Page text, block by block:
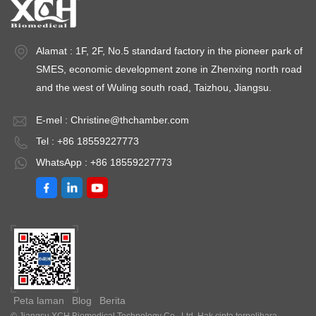
Alamat : 1F, 2F, No.5 standard factory in the pioneer park of
SMES, economic development zone in Zhenxing north road
and the west of Wuling south road, Taizhou, Jiangsu.
E-mel : Christine@thchamber.com
Tel : +86 18559227773
WhatsApp : +86 18559227773
Peta laman Blog Berita